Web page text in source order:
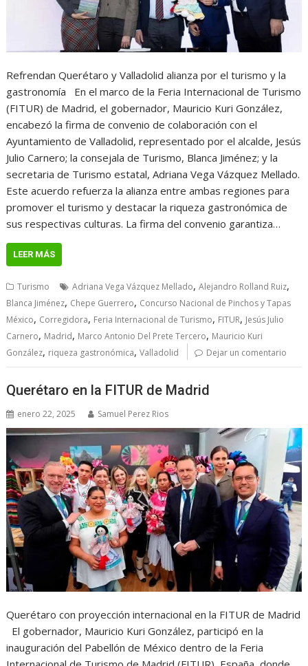
Refrendan Querétaro y Valladolid alianza por el turismo y la
gastronomía En el marco de la Feria Internacional de Turismo
(FITUR) de Madrid, el gobernador, Mauricio Kuri González,
encabezó la firma de convenio de colaboración con el
Ayuntamiento de Valladolid, representado por el alcalde, Jesús
Julio Carnero; la consejala de Turismo, Blanca Jiménez; y la
secretaria de Turismo estatal, Adriana Vega Vázquez Mellado.
Este acuerdo refuerza la alianza entre ambas regiones para
promover el turismo y destacar la riqueza gastronómica de
sus respectivas culturas. La firma del convenio garantiza…
LEER MÁS
Turismo Adriana Vega Vázquez Mellado,Alejandro Rolland Ruiz,
Blanca Jiménez, Chepe Guerrero, Concurso Nacional de Pinchos y Tapas
México, Corregidora, Feria Internacional de Turismo, FITUR, Jesús Julio
Carnero, Madrid, Marco Antonio Del Prete Tercero, Mauricio Kuri
González, riqueza gastronómica,Valladolid Dejar un comentario
Querétaro en la FITUR de Madrid
enero 22, 2025 Samuel Perez Rios
Querétaro con proyección internacional en la FITUR de Madrid
El gobernador, Mauricio Kuri González, participó en la
inauguración del Pabellón de México dentro de la Feria